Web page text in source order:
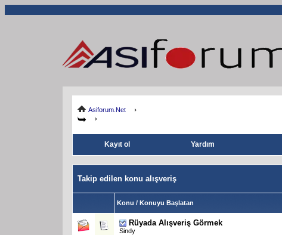
Asiforum.Net
Kayıt ol Yardım
Takip edilen konu alışveriş
Konu / Konuyu Başlatan
Rüyada Alışveriş Görmek
Sindy